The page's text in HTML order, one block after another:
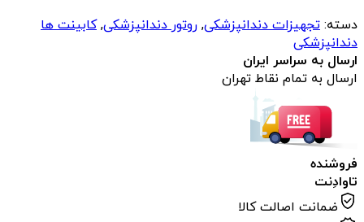
دسته: تجهیزات دندانپزشکی, روتور دندانپزشکی,کابینت ها
دندانپزشکی
ارسال به سراسر ایران
ارسال به تمام نقاط تهران
فروشنده
تاوادِنت
ضمانت اصالت کالا